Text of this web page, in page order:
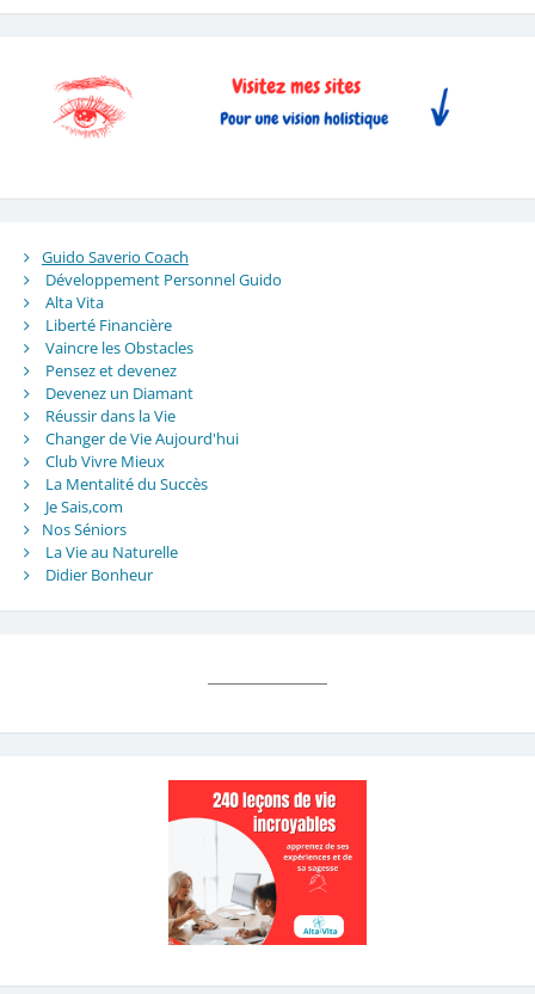
Guido Saverio Coach
Développement Personnel Guido
Alta Vita
Liberté Financière
Vaincre les Obstacles
Pensez et devenez
Devenez un Diamant
Réussir dans la Vie
Changer de Vie Aujourd'hui
Club Vivre Mieux
La Mentalité du Succès
Je Sais,com
Nos Séniors
La Vie au Naturelle
Didier Bonheur